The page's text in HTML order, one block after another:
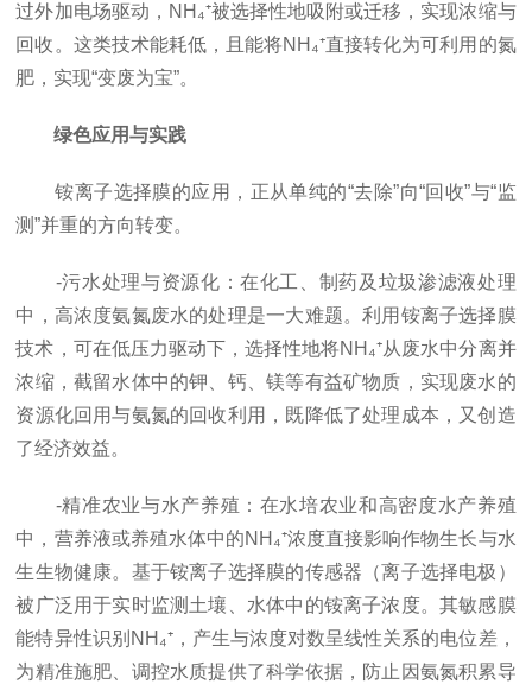
过外加电场驱动，NH₄⁺被选择性地吸附或迁移，实现浓缩与
回收。这类技术能耗低，且能将NH₄⁺直接转化为可利用的氮
肥，实现“变废为宝”。
绿色应用与实践
铵离子选择膜的应用，正从单纯的“去除”向“回收”与“监
测”并重的方向转变。
-污水处理与资源化：在化工、制药及垃圾渗滤液处理
中，高浓度氨氮废水的处理是一大难题。利用铵离子选择膜
技术，可在低压力驱动下，选择性地将NH₄⁺从废水中分离并
浓缩，截留水体中的钾、钙、镁等有益矿物质，实现废水的
资源化回用与氨氮的回收利用，既降低了处理成本，又创造
了经济效益。
-精准农业与水产养殖：在水培农业和高密度水产养殖
中，营养液或养殖水体中的NH₄⁺浓度直接影响作物生长与水
生生物健康。基于铵离子选择膜的传感器（离子选择电极）
被广泛用于实时监测土壤、水体中的铵离子浓度。其敏感膜
能特异性识别NH₄⁺，产生与浓度对数呈线性关系的电位差，
为精准施肥、调控水质提供了科学依据，防止因氨氮积累导